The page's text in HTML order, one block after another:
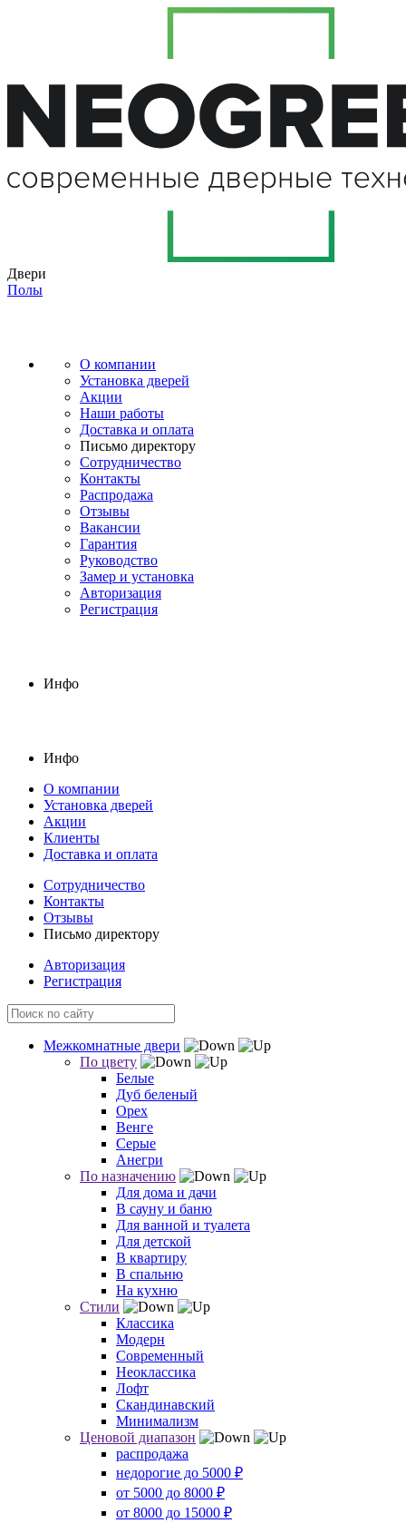
Двери
Полы
О компании
Установка дверей
Акции
Наши работы
Доставка и оплата
Письмо директору
Сотрудничество
Контакты
Распродажа
Отзывы
Вакансии
Гарантия
Руководство
Замер и установка
Авторизация
Регистрация
Инфо
Инфо
О компании
Установка дверей
Акции
Клиенты
Доставка и оплата
Сотрудничество
Контакты
Отзывы
Письмо директору
Авторизация
Регистрация
Межкомнатные двери
По цвету
Белые
Дуб беленый
Орех
Венге
Серые
Анегри
По назначению
Для дома и дачи
В сауну и баню
Для ванной и туалета
Для детской
В квартиру
В спальню
На кухню
Стили
Классика
Модерн
Современный
Неоклассика
Лофт
Скандинавский
Минимализм
Ценовой диапазон
распродажа
недорогие до 5000 ₽
от 5000 до 8000 ₽
от 8000 до 15000 ₽